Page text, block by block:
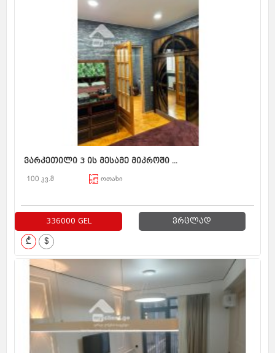
ვარკეთილი 3 ის მესამე მიკროში ...
100 კვ.მ ოთახი
336000 GEL ვრცლად
₾ $